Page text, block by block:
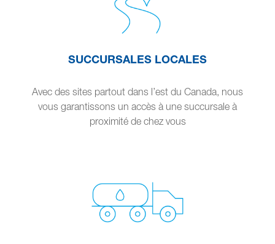
SUCCURSALES LOCALES
Avec des sites partout dans l’est du Canada, nous
vous garantissons un accès à une succursale à
proximité de chez vous